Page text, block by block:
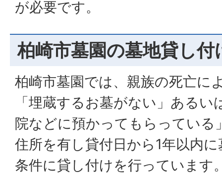
が必要です。
柏崎市墓園の墓地貸し付
柏崎市墓園では、親族の死亡に
「埋蔵するお墓がない」ある
院などに預かってもらっている
住所を有し貸付日から1年以内
条件に貸し付けを行っています